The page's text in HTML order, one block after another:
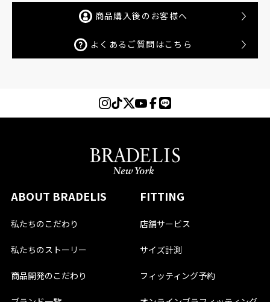
商品購入後のお客様へ
よくあるご質問はこちら
ABOUT BRADELIS
私たちのこだわり
私たちのストーリー
商品開発のこだわり
FITTING
店舗サービス
サイズ計測
フィッティング予約